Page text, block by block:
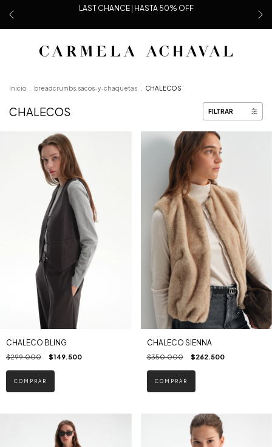
LAST CHANCE | HASTA 50% OFF
Inicio breadcrumbs.sacos-y-chaquetas CHALECOS
CHALECOS FILTRAR
CHALECO BLING
$299.000 $149.500
COMPRAR
CHALECO SIENNA
$350.000 $262.500
COMPRAR